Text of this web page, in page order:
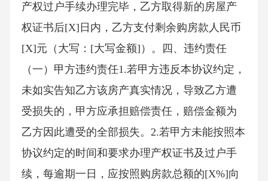
产权过户手续办理完毕，乙方取得新的房屋产
权证书后[X]日内，乙方支付剩余购房款人民币
[X]元（大写：[大写金额]）。四、违约责任
（一）甲方违约责任1.若甲方违反本协议约定，
未如实告知乙方该房产真实情况，导致乙方遭
受损失的，甲方应承担赔偿责任，赔偿金额为
乙方因此遭受的全部损失。2.若甲方未能按照本
协议约定的时间和要求办理产权证书及过户手
续，每逾期一日，应按照购房款总额的[X%]向